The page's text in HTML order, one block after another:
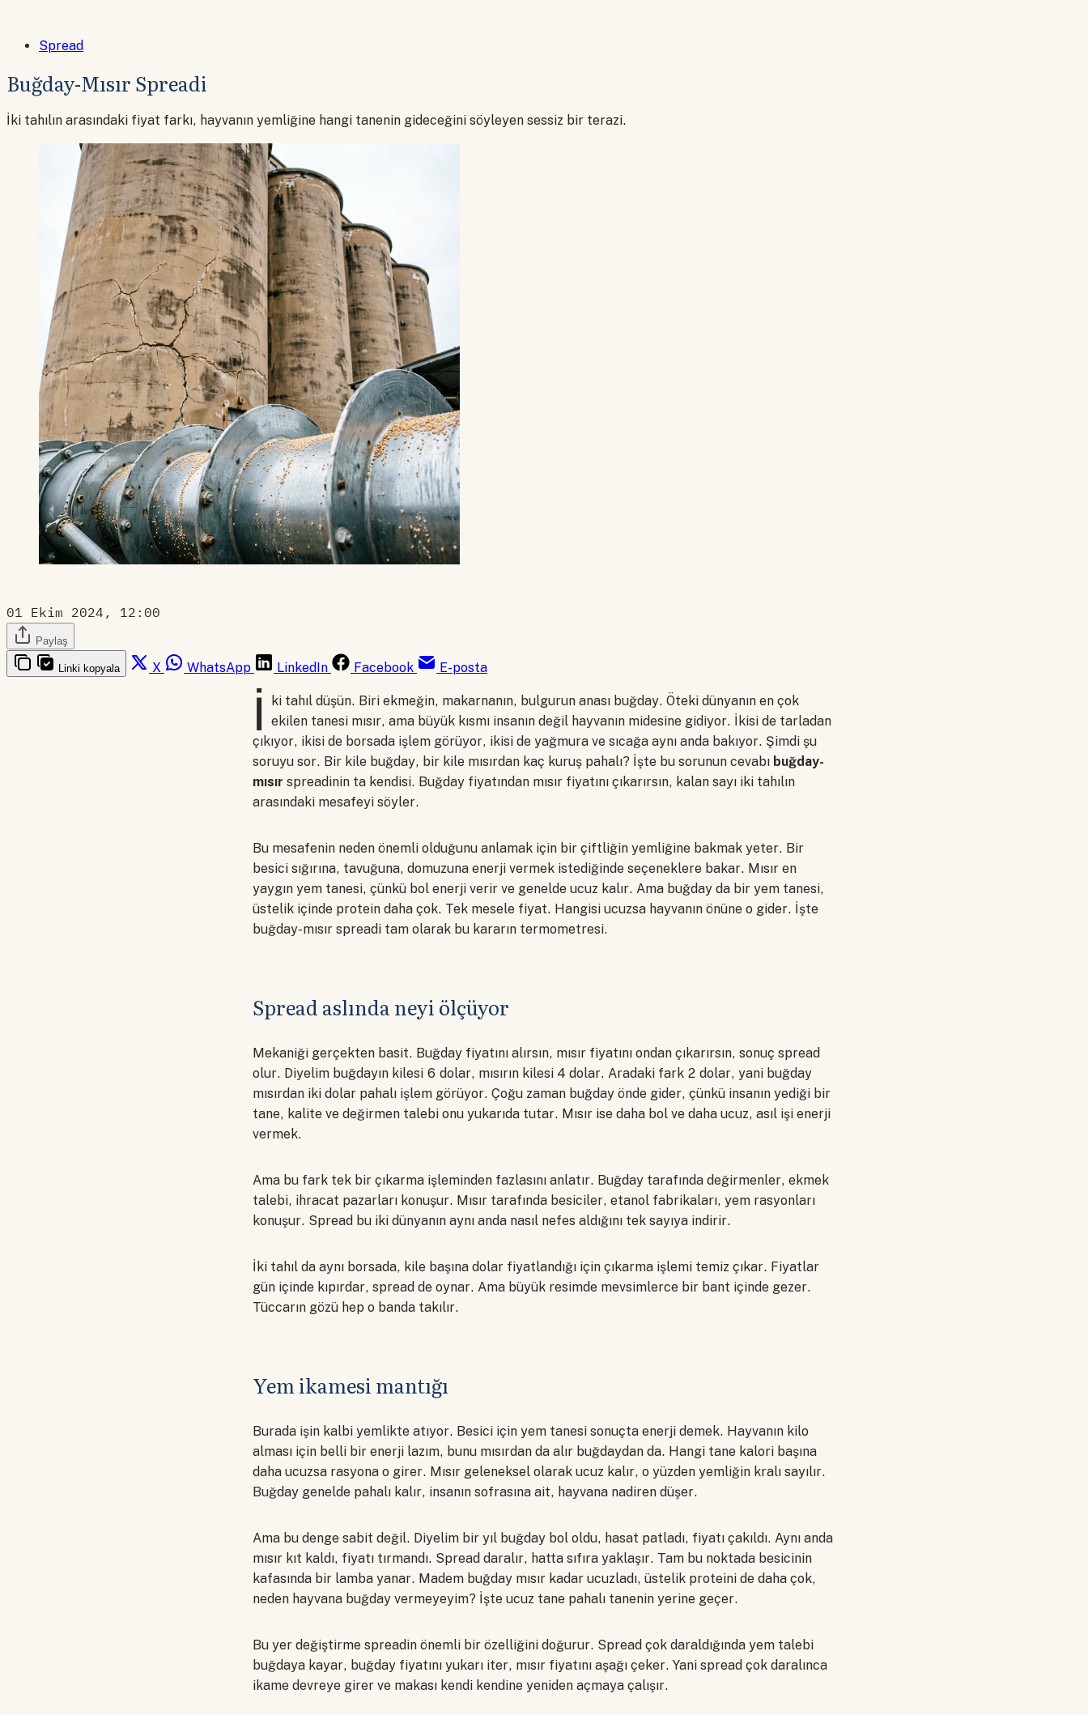
Spread
Buğday-Mısır Spreadi
İki tahılın arasındaki fiyat farkı, hayvanın yemliğine hangi tanenin gideceğini söyleyen sessiz bir terazi.
01 Ekim 2024, 12:00
Paylaş
Linki kopyala X WhatsApp LinkedIn Facebook E-posta
İ
ki tahıl düşün. Biri ekmeğin, makarnanın, bulgurun anası buğday. Öteki dünyanın en çok
ekilen tanesi mısır, ama büyük kısmı insanın değil hayvanın midesine gidiyor. İkisi de tarladan
çıkıyor, ikisi de borsada işlem görüyor, ikisi de yağmura ve sıcağa aynı anda bakıyor. Şimdi şu
soruyu sor. Bir kile buğday, bir kile mısırdan kaç kuruş pahalı? İşte bu sorunun cevabı buğday-
mısır spreadinin ta kendisi. Buğday fiyatından mısır fiyatını çıkarırsın, kalan sayı iki tahılın
arasındaki mesafeyi söyler.
Bu mesafenin neden önemli olduğunu anlamak için bir çiftliğin yemliğine bakmak yeter. Bir
besici sığırına, tavuğuna, domuzuna enerji vermek istediğinde seçeneklere bakar. Mısır en
yaygın yem tanesi, çünkü bol enerji verir ve genelde ucuz kalır. Ama buğday da bir yem tanesi,
üstelik içinde protein daha çok. Tek mesele fiyat. Hangisi ucuzsa hayvanın önüne o gider. İşte
buğday-mısır spreadi tam olarak bu kararın termometresi.
Spread aslında neyi ölçüyor
Mekaniği gerçekten basit. Buğday fiyatını alırsın, mısır fiyatını ondan çıkarırsın, sonuç spread
olur. Diyelim buğdayın kilesi 6 dolar, mısırın kilesi 4 dolar. Aradaki fark 2 dolar, yani buğday
mısırdan iki dolar pahalı işlem görüyor. Çoğu zaman buğday önde gider, çünkü insanın yediği bir
tane, kalite ve değirmen talebi onu yukarıda tutar. Mısır ise daha bol ve daha ucuz, asıl işi enerji
vermek.
Ama bu fark tek bir çıkarma işleminden fazlasını anlatır. Buğday tarafında değirmenler, ekmek
talebi, ihracat pazarları konuşur. Mısır tarafında besiciler, etanol fabrikaları, yem rasyonları
konuşur. Spread bu iki dünyanın aynı anda nasıl nefes aldığını tek sayıya indirir.
İki tahıl da aynı borsada, kile başına dolar fiyatlandığı için çıkarma işlemi temiz çıkar. Fiyatlar
gün içinde kıpırdar, spread de oynar. Ama büyük resimde mevsimlerce bir bant içinde gezer.
Tüccarın gözü hep o banda takılır.
Yem ikamesi mantığı
Burada işin kalbi yemlikte atıyor. Besici için yem tanesi sonuçta enerji demek. Hayvanın kilo
alması için belli bir enerji lazım, bunu mısırdan da alır buğdaydan da. Hangi tane kalori başına
daha ucuzsa rasyona o girer. Mısır geleneksel olarak ucuz kalır, o yüzden yemliğin kralı sayılır.
Buğday genelde pahalı kalır, insanın sofrasına ait, hayvana nadiren düşer.
Ama bu denge sabit değil. Diyelim bir yıl buğday bol oldu, hasat patladı, fiyatı çakıldı. Aynı anda
mısır kıt kaldı, fiyatı tırmandı. Spread daralır, hatta sıfıra yaklaşır. Tam bu noktada besicinin
kafasında bir lamba yanar. Madem buğday mısır kadar ucuzladı, üstelik proteini de daha çok,
neden hayvana buğday vermeyeyim? İşte ucuz tane pahalı tanenin yerine geçer.
Bu yer değiştirme spreadin önemli bir özelliğini doğurur. Spread çok daraldığında yem talebi
buğdaya kayar, buğday fiyatını yukarı iter, mısır fiyatını aşağı çeker. Yani spread çok daralınca
ikame devreye girer ve makası kendi kendine yeniden açmaya çalışır.